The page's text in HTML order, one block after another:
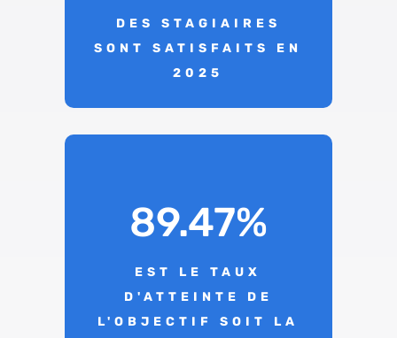
DES STAGIAIRES
SONT SATISFAITS EN
2025
89.47%
EST LE TAUX
D'ATTEINTE DE
L'OBJECTIF SOIT LA